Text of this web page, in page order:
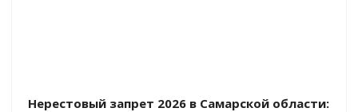
Нерестовый запрет 2026 в Самарской области: